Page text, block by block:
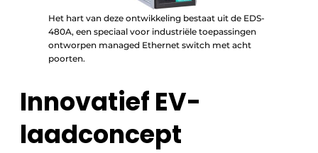
Het hart van deze ontwikkeling bestaat uit de EDS-
480A, een speciaal voor industriële toepassingen
ontworpen managed Ethernet switch met acht
poorten.
Innovatief EV-
laadconcept